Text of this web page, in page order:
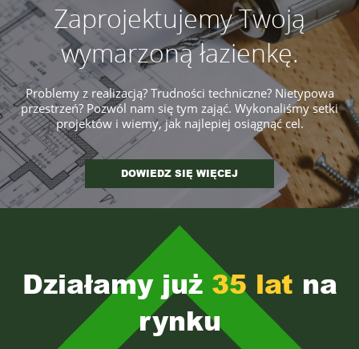
Zaprojektujemy Twoją
wymarzoną łazienkę.
Problemy z realizacją? Trudności techniczne? Nietypowa
przestrzeń? Pozwól nam się tym zająć. Wykonaliśmy setki
projektów i wiemy,jak najlepiej osiągnąć cel.
DOWIEDZ SIĘ WIĘCEJ
Działamy już 35 lat na
rynku